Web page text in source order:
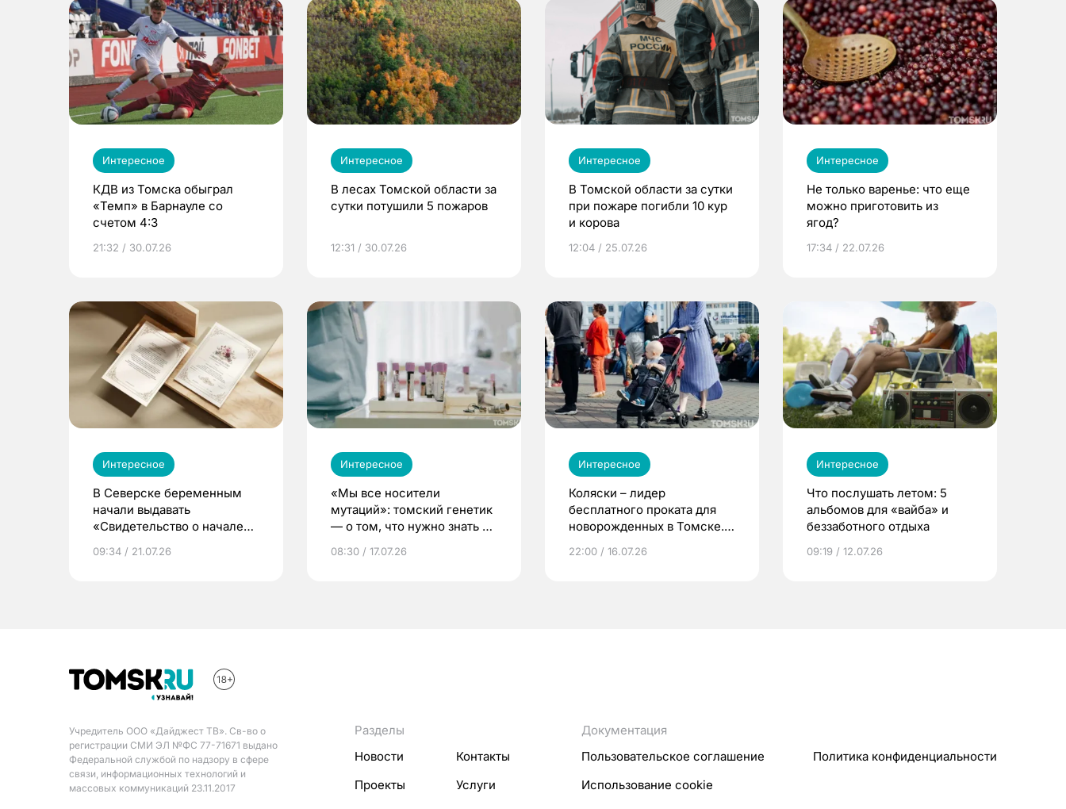
Интересное
КДВ из Томска обыграл
«Темп» в Барнауле со
счетом 4:3
21:32 / 30.07.26
Интересное
В лесах Томской области за
сутки потушили 5 пожаров
12:31 / 30.07.26
Интересное
В Томской области за сутки
при пожаре погибли 10 кур
и корова
12:04 / 25.07.26
Интересное
Не только варенье: что еще
можно приготовить из
ягод?
17:34 / 22.07.26
Интересное
В Северске беременным
начали выдавать
«Свидетельство о начале
09:34 / 21.07.26
Интересное
«Мы все носители
мутаций»: томский генетик
— о том, что нужно знать до
08:30 / 17.07.26
Интересное
Коляски – лидер
бесплатного проката для
новорожденных в Томске.
22:00 / 16.07.26
Интересное
Что послушать летом: 5
альбомов для «вайба» и
беззаботного отдыха
09:19 / 12.07.26
Учредитель ООО «Дайджест ТВ». Св-во о
регистрации СМИ ЭЛ №ФС 77-71671 выдано
Федеральной службой по надзору в сфере
связи, информационных технологий и
массовых коммуникаций 23.11.2017
Разделы
Новости
Контакты
Проекты
Услуги
Документация
Пользовательское соглашение
Политика конфиденциальности
Использование cookie